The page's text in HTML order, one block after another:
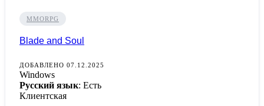
MMORPG
Blade and Soul
ДОБАВЛЕНО 07.12.2025
Windows
Русский язык: Есть
Клиентская